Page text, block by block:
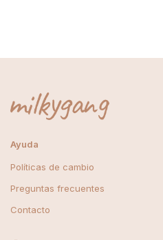
Ayuda
Políticas de cambio
Preguntas frecuentes
Contacto